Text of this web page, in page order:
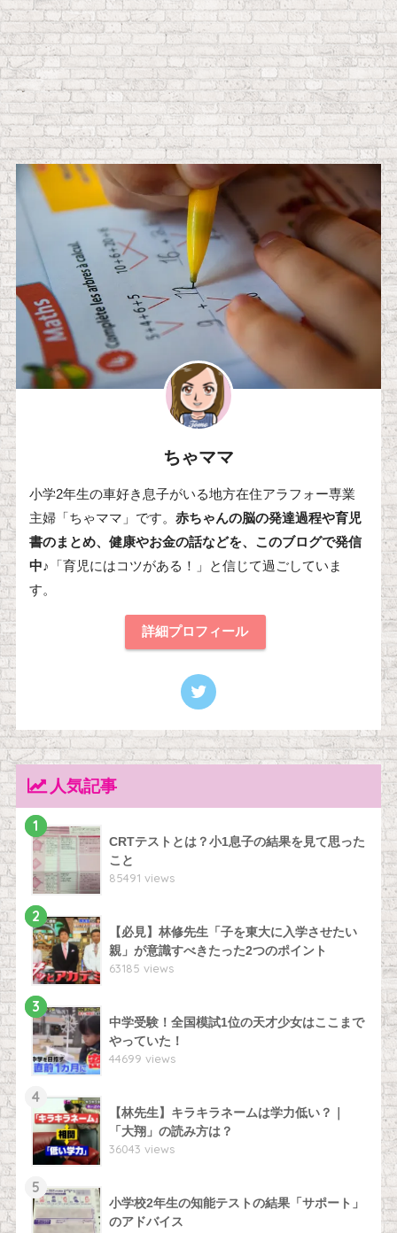
ちゃママ
小学2年生の車好き息子がいる地方在住アラフォー専業
主婦「ちゃママ」です。 赤ちゃんの脳の発達過程や育児
書のまとめ、健康やお金の話などを、このブログで発信
中♪
「育児にはコツがある！」と信じて過ごしていま
す。
詳細プロフィール
人気記事
1
CRTテストとは？小1息子の結果を見て思った
こと
85491 views
2
【必見】林修先生「子を東大に入学させたい
親」が意識すべきたった2つのポイント
63185 views
3
中学受験！全国模試1位の天才少女はここまで
やっていた！
44699 views
4
【林先生】キラキラネームは学力低い？｜
「大翔」の読み方は？
36043 views
5
小学校2年生の知能テストの結果「サポート」
のアドバイス